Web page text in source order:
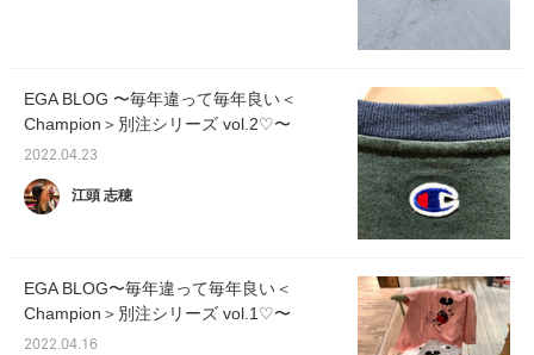
EGA BLOG 〜毎年違って毎年良い＜
Champion＞別注シリーズ vol.2♡〜
2022.04.23
江頭 志穂
EGA BLOG〜毎年違って毎年良い＜
Champion＞別注シリーズ vol.1♡〜
2022.04.16